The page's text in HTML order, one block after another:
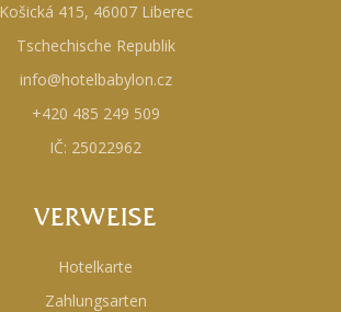
Košická 415, 46007 Liberec
Tschechische Republik
info@hotelbabylon.cz
+420 485 249 509
IČ: 25022962
VERWEISE
Hotelkarte
Zahlungsarten